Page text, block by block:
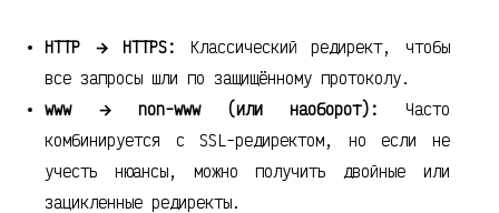
HTTP → HTTPS:
Классический редирект, чтобы
все запросы шли по защищённому протоколу.
www → non-www (или наоборот): Часто
комбинируется с SSL-редиректом, но если не
учесть нюансы, можно получить двойные или
зацикленные редиректы.